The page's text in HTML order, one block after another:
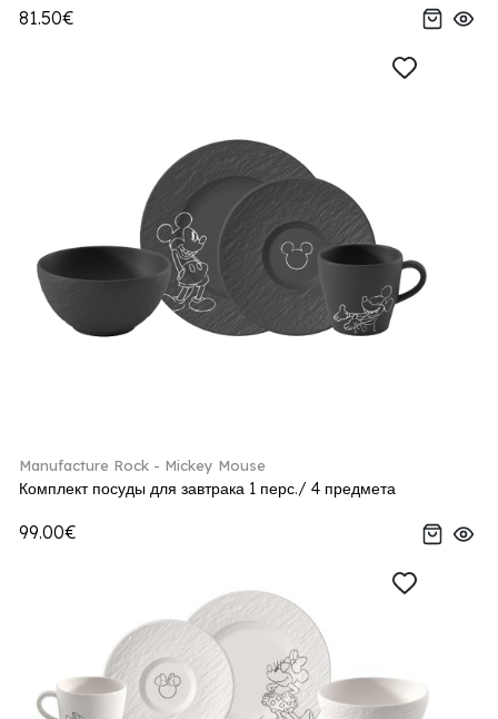
81.50€
Manufacture Rock - Mickey Mouse
Комплект посуды для завтрака 1 перс./ 4 предмета
99.00€